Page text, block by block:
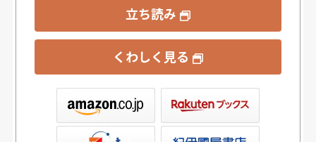
立ち読み
くわしく見る
書店ウェブストア